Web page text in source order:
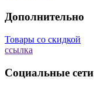
Дополнительно
Товары со скидкой
ссылка
Социальные сети